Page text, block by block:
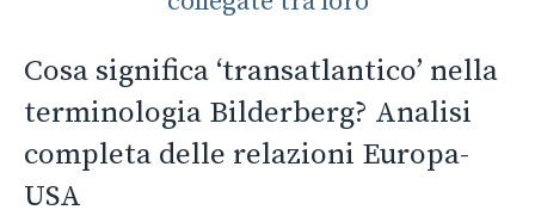
Cosa significa ‘transatlantico’ nella
terminologia Bilderberg? Analisi
completa delle relazioni Europa-
USA